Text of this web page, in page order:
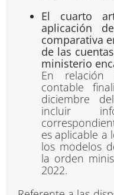
El cuarto
aplicación
comparativa
de las
ministerio
En
contable
diciembre
incluir
es aplicable a
los modelos
la orden
2022.